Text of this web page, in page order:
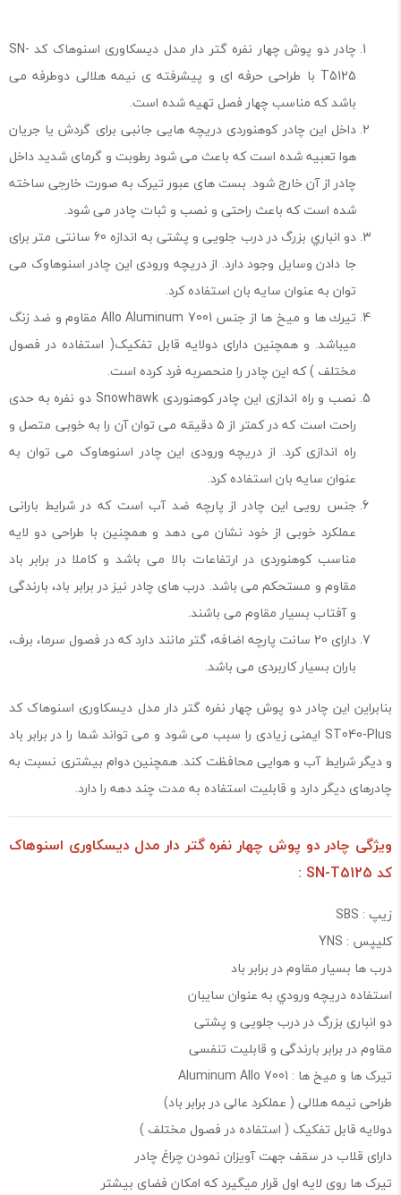
چادر دو پوش چهار نفره گتر دار مدل دیسكاوری اسنوهاک کد SN-
T5125 با طراحی حرفه ای و پیشرفته ی نیمه هلالی دوطرفه می
باشد که مناسب چهار فصل تهیه شده است.
داخل این چادر کوهنوردی دریچه هایی جانبی برای گردش یا جریان
هوا تعبیه شده است که باعث می شود رطوبت و گرمای شدید داخل
چادر از آن خارج شود. بست های عبور تیرک به صورت خارجی ساخته
شده است که باعث راحتی و نصب و ثبات چادر می شود.
دو انباري بزرگ در درب جلویی و پشتی به اندازه 60 سانتی متر برای
جا دادن وسایل وجود دارد. از دریچه ورودی این چادر اسنوهاوک می
توان به عنوان سایه بان استفاده کرد.
تیرك ها و میخ ها از جنس 7001 Allo Aluminum مقاوم و ضد زنگ
میباشد. و همچنین دارای دولایه قابل تفکیک( استفاده در فصول
مختلف ) که این چادر را منحصربه فرد کرده است.
نصب و راه اندازی این چادر کوهنوردی Snowhawk دو نفره به حدی
راحت است که در کمتر از ۵ دقیقه می توان آن را به خوبی متصل و
راه اندازی کرد. از دریچه ورودی این چادر اسنوهاوک می توان به
عنوان سایه بان استفاده کرد.
جنس رویی این چادر از پارچه ضد آب است که در شرایط بارانی
عملکرد خوبی از خود نشان می دهد و همچنین با طراحی دو لایه
مناسب کوهنوردی در ارتفاعات بالا می باشد و کاملا در برابر باد
مقاوم و مستحکم می باشد. درب های چادر نیز در برابر باد، بارندگی
و آفتاب بسیار مقاوم می باشند.
دارای 20 سانت پارچه اضافه، گتر مانند دارد که در فصول سرما، برف،
باران بسیار كاربردی می باشد.
بنابراین این چادر دو پوش چهار نفره گتر دار مدل دیسكاوری اسنوهاک کد
ST040-Plus ایمنی زیادی را سبب می شود و می تواند شما را در برابر باد
و دیگر شرایط آب و هوایی محافظت کند. همچنین دوام بیشتری نسبت به
چادرهای دیگر دارد و قابلیت استفاده به مدت چند دهه را دارد.
ویژگی چادر دو پوش چهار نفره گتر دار مدل دیسكاوری اسنوهاک
کد SN-T5125 :
زیپ : SBS
کلیپس : YNS
درب ها بسیار مقاوم در برابر باد
استفاده دریچه ورودي به عنوان سایبان
دو انباری بزرگ در درب جلویی و پشتی
مقاوم در برابر بارندگی و قابلیت تنفسی
تیرک ها و میخ ها : 7001 Aluminum Allo
طراحی نیمه هلالی ( عملکرد عالی در برابر باد)
دولایه قابل تفکیک ( استفاده در فصول مختلف )
دارای قلاب در سقف جهت آویزان نمودن چراغ چادر
تیرک ها روی لایه اول قرار میگیرد که امکان فضای بیشتر